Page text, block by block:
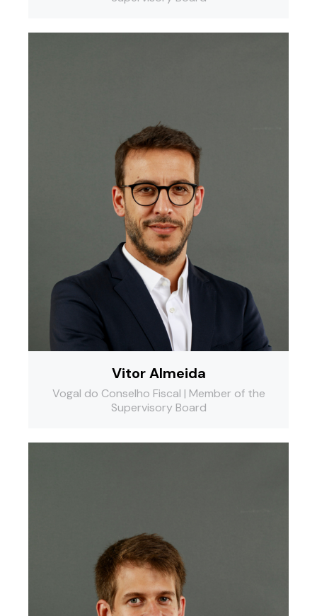
Vitor Almeida
Vogal do Conselho Fiscal | Member of the
Supervisory Board